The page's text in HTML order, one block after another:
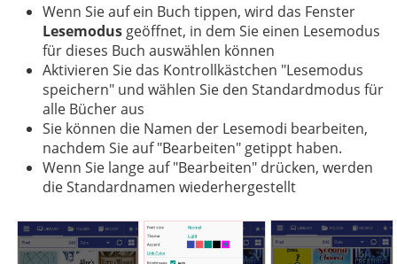
Wenn Sie auf ein Buch tippen, wird das Fenster
Lesemodus geöffnet, in dem Sie einen Lesemodus
für dieses Buch auswählen können
Aktivieren Sie das Kontrollkästchen "Lesemodus
speichern" und wählen Sie den Standardmodus für
alle Bücher aus
Sie können die Namen der Lesemodi bearbeiten,
nachdem Sie auf "Bearbeiten" getippt haben.
Wenn Sie lange auf "Bearbeiten" drücken, werden
die Standardnamen wiederhergestellt